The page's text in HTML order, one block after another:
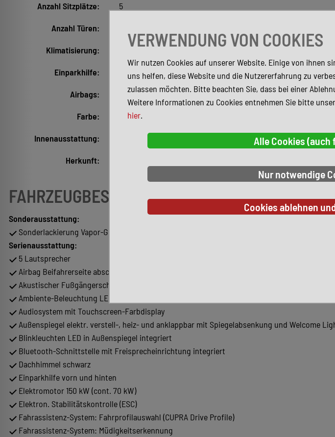
Anzahl Sitzplätze: 5
Anzahl Türen:
Klimatisierung: 2-Zonen-Klimaautomatik
Einparkhilfe: Vorne, Hinten
Airbags: Front-, Seiten- und weitere Airbags
Farbe: Grau (Vapor-Grau)
Innenausstattung: Stoff, Schwarz
Herkunft:
FAHRZEUGBESCHREIBUNG
Sonderausstattung:
Sonderlackierung Vapor-Grau
Serienausstattung:
5 Lautsprecher
Airbag Beifahrerseite abschaltbar
Akustischer Fußgängerschutz, Außensound (e-sound / AVAS)
Ambiente-Beleuchtung LED
Audiosystem mit Touchscreen-Farbdisplay
Außenspiegel elektr. verstell-, heiz- und anklappbar mit Spiegelabsenkung und Welcome
Blinkleuchten LED in Außenspiegel integriert
Bluetooth-Schnittstelle mit Freisprecheinrichtung integriert
Dachhimmel schwarz
Einparkhilfe vorn und hinten
Elektromotor 150 kW (cont. 70 kW)
Elektron. Stabilitätskontrolle (ESC)
Fahrassistenz-System: Fahrprofilauswahl (CUPRA Drive Profile)
Fahrassistenz-System: Müdigkeitserkennung
VERWENDUNG VON COOKIES
Wir nutzen Cookies auf unserer Website. Einige von ihnen
uns helfen, diese Website und die Nutzererfahrung zu
zulassen möchten. Bitte beachten Sie, dass bei einer
Weitere Informationen zu Cookies entnehmen Sie bitte
hier.